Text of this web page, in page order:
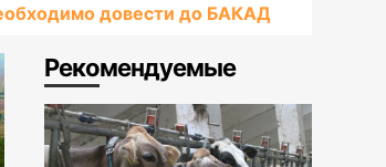
довести до БАКАД
Рекомендуемые